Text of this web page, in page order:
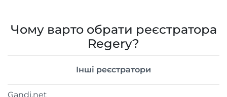
Чому варто обрати реєстратора
Regery?
Інші реєстратори
Gandi.net